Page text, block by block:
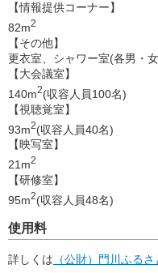
【情報提供コーナー】
82m2
【その他】
更衣室、シャワー室(各男・
【大会議室】
140m2(収容人員100名)
【視聴覚室】
93m2(収容人員40名)
【映写室】
21m2
【研修室】
95m2(収容人員48名)
使用料
詳しくは （公財）門川ふる